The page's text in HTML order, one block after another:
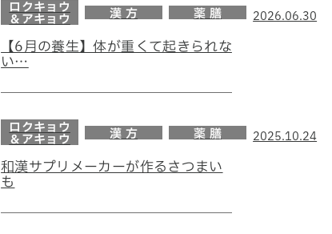
ロクキョウ
＆アキョウ
漢 方 薬 膳 2026.06.30
【6月の養生】体が重くて起きられな
い…
ロクキョウ
＆アキョウ
漢 方 薬 膳 2025.10.24
和漢サプリメーカーが作るさつまい
も